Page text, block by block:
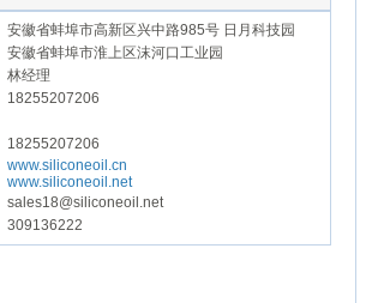
安徽省蚌埠市高新区兴中路985号 日月科技园
安徽省蚌埠市淮上区沫河口工业园
林经理
18255207206
18255207206
www.siliconeoil.cn
www.siliconeoil.net
sales18@siliconeoil.net
309136222